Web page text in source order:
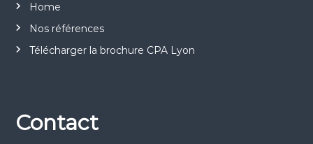
Home
Nos références
Télécharger la brochure CPA Lyon
Contact